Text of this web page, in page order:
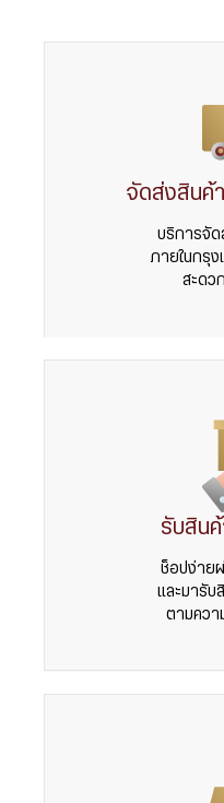
จัดส่งสินค้
บริการจั
ภายในกรุง
สะดว
รับสิน
ช็อปง่ายผ่
และมารับ
ตามควา